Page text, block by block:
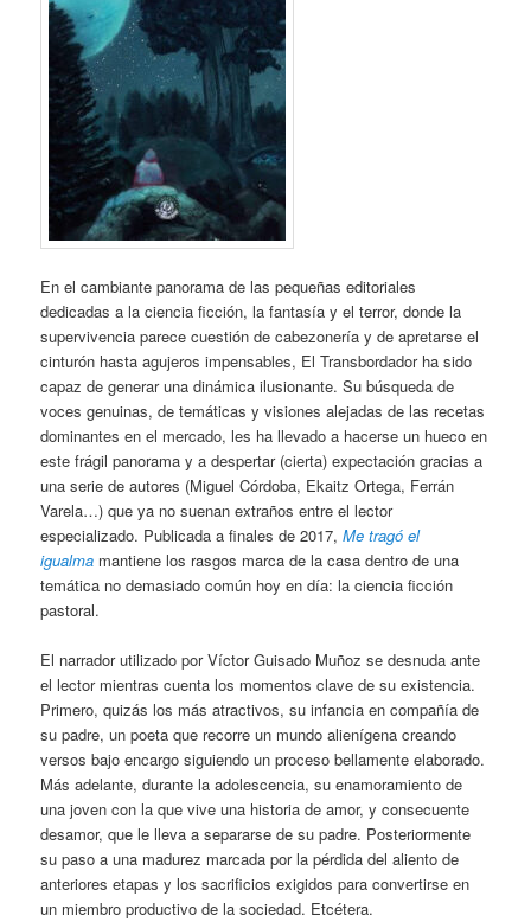
En el cambiante panorama de las pequeñas editoriales
dedicadas a la ciencia ficción, la fantasía y el terror, donde la
supervivencia parece cuestión de cabezonería y de apretarse el
cinturón hasta agujeros impensables, El Transbordador ha sido
capaz de generar una dinámica ilusionante. Su búsqueda de
voces genuinas, de temáticas y visiones alejadas de las recetas
dominantes en el mercado, les ha llevado a hacerse un hueco en
este frágil panorama y a despertar (cierta) expectación gracias a
una serie de autores (Miguel Córdoba, Ekaitz Ortega, Ferrán
Varela…) que ya no suenan extraños entre el lector
especializado. Publicada a finales de 2017,Me tragó el
igualma mantiene los rasgos marca de la casa dentro de una
temática no demasiado común hoy en día: la ciencia ficción
pastoral.
El narrador utilizado por Víctor Guisado Muñoz se desnuda ante
el lector mientras cuenta los momentos clave de su existencia.
Primero, quizás los más atractivos, su infancia en compañía de
su padre, un poeta que recorre un mundo alienígena creando
versos bajo encargo siguiendo un proceso bellamente elaborado.
Más adelante, durante la adolescencia, su enamoramiento de
una joven con la que vive una historia de amor, y consecuente
desamor, que le lleva a separarse de su padre. Posteriormente
su paso a una madurez marcada por la pérdida del aliento de
anteriores etapas y los sacrificios exigidos para convertirse en
un miembro productivo de la sociedad. Etcétera.